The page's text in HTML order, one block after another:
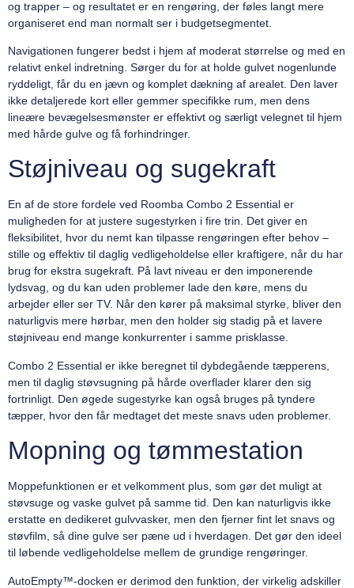
og trapper – og resultatet er en rengøring, der føles langt mere
organiseret end man normalt ser i budgetsegmentet.
Navigationen fungerer bedst i hjem af moderat størrelse og med en
relativt enkel indretning. Sørger du for at holde gulvet nogenlunde
ryddeligt, får du en jævn og komplet dækning af arealet. Den laver
ikke detaljerede kort eller gemmer specifikke rum, men dens
lineære bevægelsesmønster er effektivt og særligt velegnet til hjem
med hårde gulve og få forhindringer.
Støjniveau og sugekraft
En af de store fordele ved Roomba Combo 2 Essential er
muligheden for at justere sugestyrken i fire trin. Det giver en
fleksibilitet, hvor du nemt kan tilpasse rengøringen efter behov –
stille og effektiv til daglig vedligeholdelse eller kraftigere, når du har
brug for ekstra sugekraft. På lavt niveau er den imponerende
lydsvag, og du kan uden problemer lade den køre, mens du
arbejder eller ser TV. Når den kører på maksimal styrke, bliver den
naturligvis mere hørbar, men den holder sig stadig på et lavere
støjniveau end mange konkurrenter i samme prisklasse.
Combo 2 Essential er ikke beregnet til dybdegående tæpperens,
men til daglig støvsugning på hårde overflader klarer den sig
fortrinligt. Den øgede sugestyrke kan også bruges på tyndere
tæpper, hvor den får medtaget det meste snavs uden problemer.
Mopning og tømmestation
Moppefunktionen er et velkomment plus, som gør det muligt at
støvsuge og vaske gulvet på samme tid. Den kan naturligvis ikke
erstatte en dedikeret gulvvasker, men den fjerner fint let snavs og
støvfilm, så dine gulve ser pæne ud i hverdagen. Det gør den ideel
til løbende vedligeholdelse mellem de grundige rengøringer.
AutoEmpty™-docken er derimod den funktion, der virkelig adskiller